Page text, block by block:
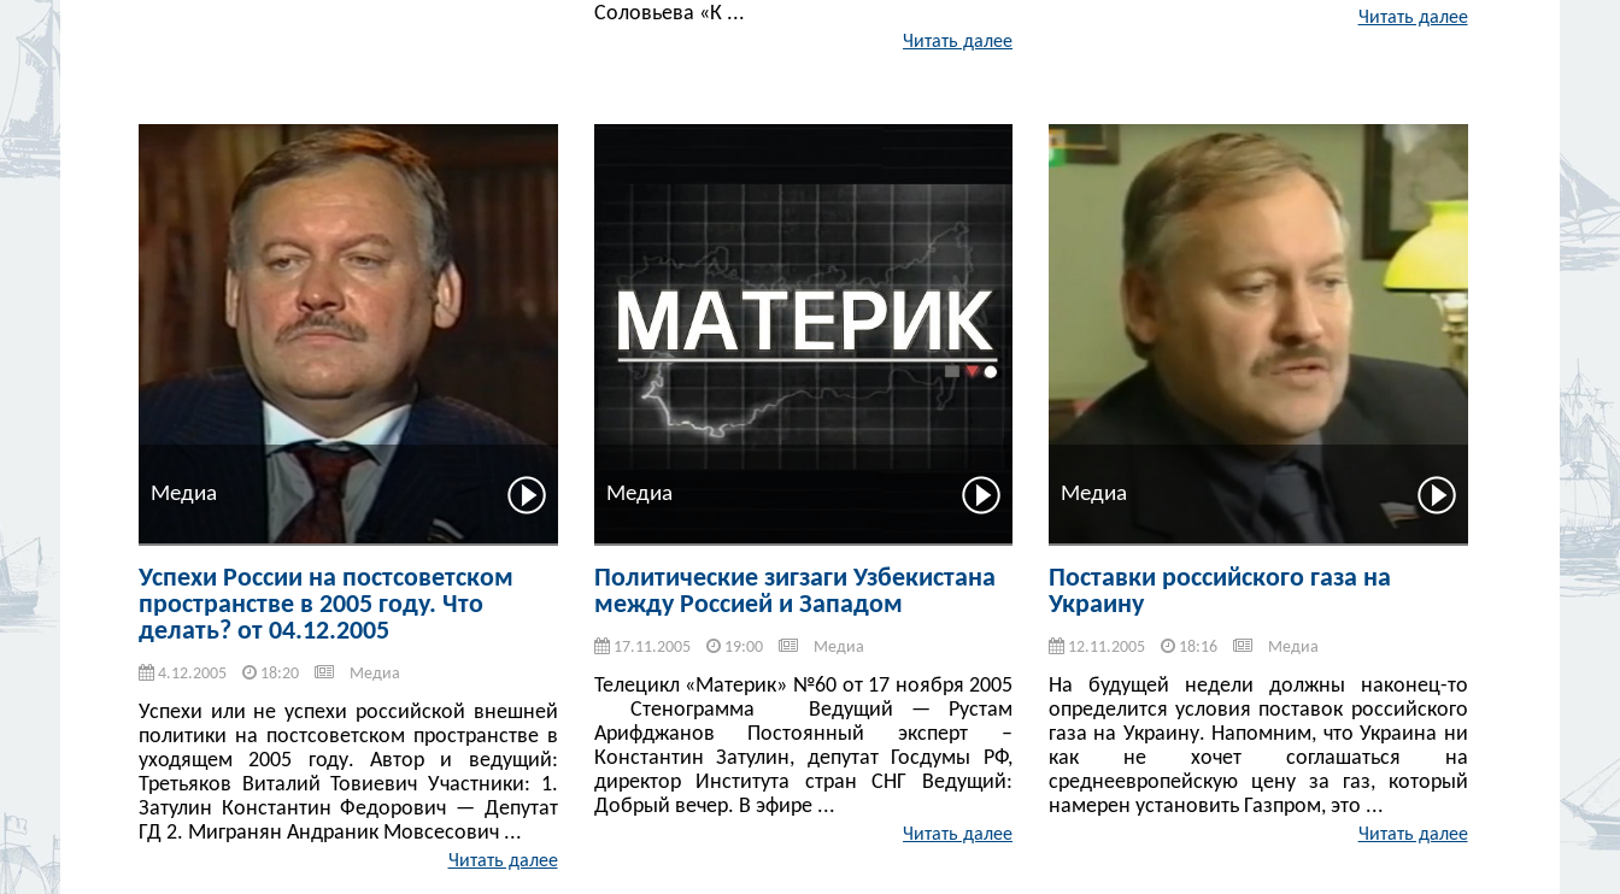
Соловьева «К ...
Читать далее
Читать далее
Медиа
Успехи России на постсоветском
пространстве в 2005 году. Что
делать? от 04.12.2005
4.12.2005 18:20 Медиа
Успехи или не успехи российской внешней
политики на постсоветском пространстве в
уходящем 2005 году. Автор и ведущий:
Третьяков Виталий Товиевич Участники: 1.
Затулин Константин Федорович — Депутат
ГД 2. Мигранян Андраник Мовсесович ...
Читать далее
Медиа
Политические зигзаги Узбекистана
между Россией и Западом
17.11.2005 19:00 Медиа
Телецикл «Материк» №60 от 17 ноября 2005
Стенограмма Ведущий — Рустам
Арифджанов Постоянный эксперт –
Константин Затулин, депутат Госдумы РФ,
директор Института стран СНГ Ведущий:
Добрый вечер. В эфире ...
Читать далее
Медиа
Поставки российского газа на
Украину
12.11.2005 18:16 Медиа
На будущей недели должны наконец-то
определится условия поставок российского
газа на Украину. Напомним, что Украина ни
как не хочет соглашаться на
среднеевропейскую цену за газ, который
намерен установить Газпром, это ...
Читать далее